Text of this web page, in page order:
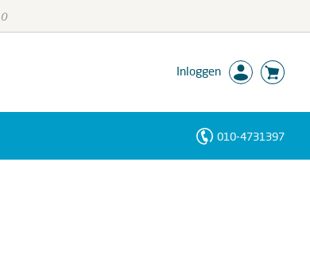
Inloggen
010-4731397